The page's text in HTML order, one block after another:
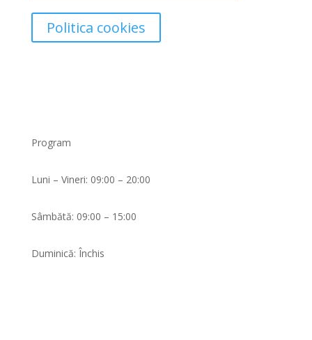
Politica cookies
Program
Luni – Vineri: 09:00 – 20:00
Sâmbătă: 09:00 – 15:00
Duminică: Închis